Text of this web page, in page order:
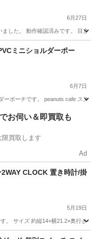
6月27日
した。 動作確認済みです。 目立
ミニショルダーポー
6月7日
ーポーチです。 peanuts cafe スヌ
ーピー
お伺い＆即買取も
買取します
Ad
CLOCK 置き時計/掛
5月19日
。 サイズ 約縦14×横21.2×奥行き